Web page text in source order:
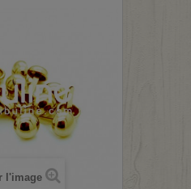
l'image